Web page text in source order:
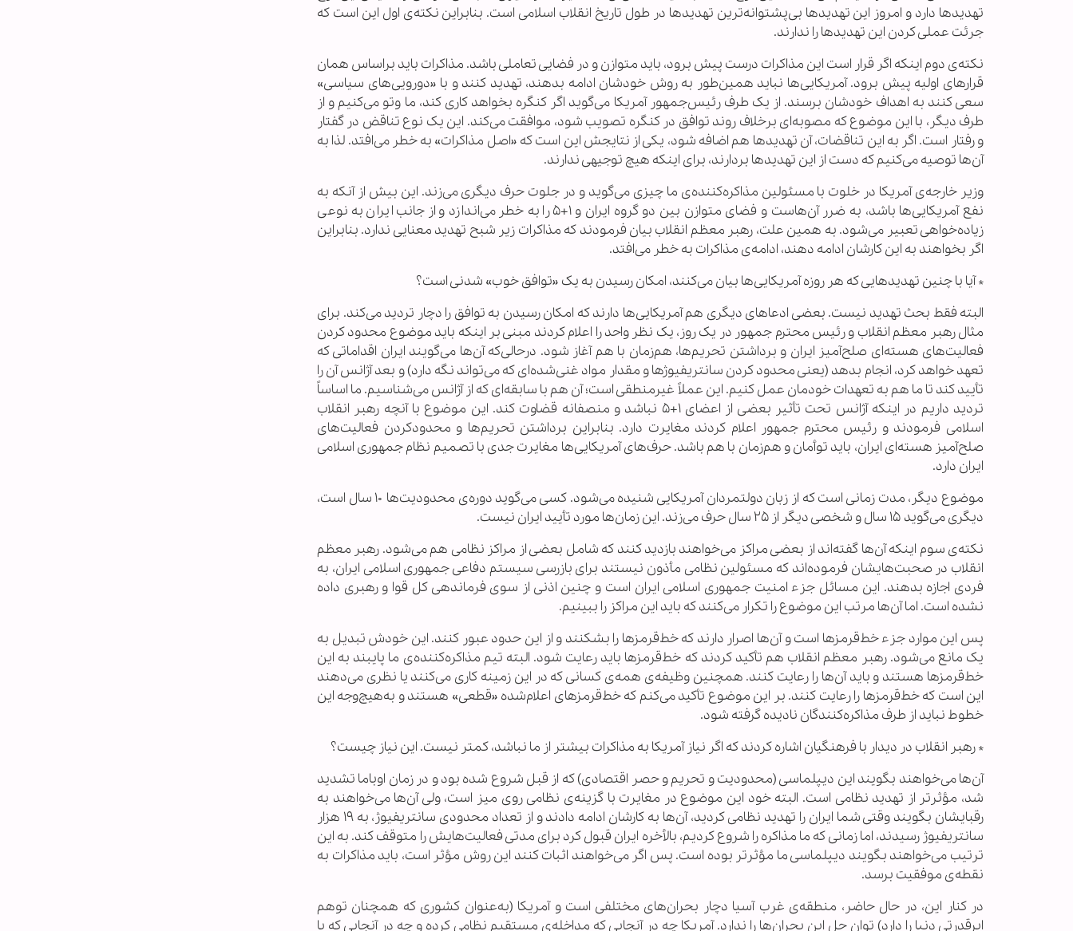
تهدیدها دارد و امروز این تهدیدها بی‌پشتوانه‌ترین تهدید‌ها در طول تاریخ انقلاب اسلامی است. بنابراین نکته‌ی اول این است که
جرئت عملی کردن این تهدیدها را ندارند.
نکته‌ی دوم اینکه اگر قرار است این مذاکرات درست پیش برود، باید متوازن و در فضایی تعاملی باشد. مذاکرات باید براساس همان
قرارهای اولیه پیش برود. آمریکایی‌ها نباید همین‌طور به روش خودشان ادامه بدهند، تهدید کنند و با «دورویی‌های سیاسی»
سعی کنند به اهداف خودشان برسند. از یک طرف رئیس‌جمهور آمریکا می‌گوید اگر کنگره بخواهد کاری کند، ما وتو می‌کنیم و از
طرف دیگر، با این موضوع که مصوبه‌‌ای برخلاف روند توافق در کنگره تصویب شود، موافقت می‌کند. این یک نوع تناقض در گفتار
و رفتار است. اگر به این تناقضات، آن تهدیدها هم اضافه شود، یکی از نتایجش این است که «اصل مذاکرات» به خطر می‌افتد. لذا به
آن‌ها توصیه می‌کنیم که دست از این تهدیدها بردارند، برای اینکه هیچ توجیهی ندارند.
وزیر خارجه‌ی آمریکا در خلوت با مسئولین مذاکره‌کننده‌ی ما چیزی می‌گوید و در جلوت حرف دیگری می‌زند. این بیش از آنکه به
نفع آمریکایی‌ها باشد، به ضرر آن‌هاست و فضای متوازن بین دو گروه ایران و ۱+۵ را به خطر می‌اندازد و از جانب ایران به نوعی
زیاده‌خواهی تعبیر می‌شود. به همین علت، رهبر معظم انقلاب بیان فرمودند که مذاکرات زیر شبح تهدید معنایی ندارد. بنابراین
اگر بخواهند به این کارشان ادامه دهند، ادامه‌ی مذاکرات به خطر می‌افتد.
* آیا با چنین تهدیدهایی که هر روزه آمریکایی‌ها بیان می‌کنند، امکان رسیدن به یک «توافق خوب» شدنی است؟
البته فقط بحث تهدید نیست. بعضی ادعاهای دیگری هم آمریکایی‌ها دارند که امکان رسیدن به توافق را دچار تردید می‌کند. برای
مثال رهبر معظم انقلاب و رئیس محترم ‌جمهور در یک روز، یک نظر واحد را اعلام کردند مبنی بر اینکه باید موضوع محدود کردن
فعالیت‌های هسته‌ای صلح‌آمیز ایران و برداشتن تحریم‌ها، هم‌زمان با هم آغاز شود. درحالی‌که آن‌ها می‌گویند ایران اقداماتی که
تعهد خواهد کرد، انجام بدهد (یعنی محدود کردن سانتریفیوژها و مقدار مواد غنی‌شده‌ای که می‌تواند نگه دارد) و بعد آژانس آن را
تأیید کند تا ما هم به تعهدات خودمان عمل کنیم. این عملاً غیرمنطقی است؛ آن هم با سابقه‌ای که از آژانس می‌شناسیم. ما اساساً
تردید داریم در اینکه آژانس تحت تأثیر بعضی از اعضای ۱+۵ نباشد و منصفانه قضاوت کند. این موضوع با آنچه رهبر انقلاب
اسلامی فرمودند و رئیس‌ محترم جمهور اعلام کردند مغایرت دارد. بنابراین برداشتن تحریم‌ها و محدودکردن فعالیت‌های
صلح‌آمیز هسته‌ای ایران، باید توأمان و هم‌زمان با هم باشد. حرف‌های آمریکایی‌ها مغایرت جدی با تصمیم نظام جمهوری اسلامی
ایران دارد.
موضوع دیگر، مدت زمانی است که از زبان دولتمردان آمریکایی شنیده می‌شود. کسی می‌گوید دوره‌ی محدودیت‌‌ها ۱۰ سال است،
دیگری می‌گوید ۱۵ سال و شخصی دیگر از ۲۵ سال حرف می‌زند. این زمان‌ها مورد تأیید ایران نیست.
نکته‌ی سوم اینکه آن‌ها گفته‌اند از بعضی مراکز می‌خواهند بازدید کنند که شامل بعضی از مراکز نظامی هم می‌شود. رهبر معظم
انقلاب در صحبت‌هایشان فرموده‌اند که مسئولین نظامی مأذون نیستند برای بازرسی سیستم دفاعی جمهوری اسلامی ایران، به
فردی اجازه بدهند. این مسائل جزء امنیت جمهوری اسلامی ایران است و چنین اذنی از سوی فرماندهی کل قوا و رهبری داده
نشده است. اما آن‌ها مرتب این موضوع را تکرار می‌کنند که باید این مراکز را ببینیم.
پس این موارد جزء خط‌قرمزها است و آن‌ها اصرار دارند که خط‌قرمزها را بشکنند و از این حدود عبور کنند. این خودش تبدیل به
یک مانع می‌شود. رهبر معظم انقلاب هم تأکید کردند که خط‌قرمزها باید رعایت شود. البته تیم مذاکره‌کننده‌ی ما پایبند به این
خط‌قرمزها هستند و باید آن‌ها را رعایت ‌کنند. همچنین وظیفه‌ی همه‌ی کسانی که در این زمینه کاری می‌کنند یا نظری می‌دهند
این است که خط‌قرمزها را رعایت کنند. بر این موضوع تأکید می‌کنم که خط‌قرمز‌های اعلام‌شده «قطعی» هستند و به‌هیچ‌وجه این
خطوط نباید از طرف مذاکره‌کنندگان نادیده گرفته شود.
* رهبر انقلاب در دیدار با فرهنگیان اشاره کردند که اگر نیاز آمریکا به مذاکرات بیشتر از ما نباشد، کمتر نیست. این نیاز چیست؟
آن‌ها می‌خواهند بگویند این دیپلماسی (محدودیت و تحریم و حصر اقتصادی) که از قبل شروع شده بود و در زمان اوباما تشدید
شد، مؤثرتر از تهدید نظامی است. البته خود این موضوع در مغایرت با گزینه‌ی نظامی روی میز است، ولی آن‌ها می‌خواهند به
رقبایشان بگویند وقتی شما ایران را تهدید نظامی کردید، آن‌ها به کارشان ادامه دادند و از تعداد محدودی سانتریفیوژ، به ۱۹ هزار
سانتریفیوژ رسیدند، اما زمانی که ما مذاکره را شروع کردیم، بالأخره ایران قبول کرد برای مدتی فعالیت‌هایش را متوقف کند. به این
ترتیب می‌خواهند بگویند دیپلماسی ما مؤثرتر بوده است. پس اگر می‌خواهند اثبات کنند این روش مؤثر است، باید مذاکرات به
نقطه‌ی موفقیت برسد.
در کنار این، در حال حاضر، منطقه‌ی غرب آسیا دچار بحران‌های مختلفی است و آمریکا (به‌عنوان کشوری که همچنان توهم
ابرقدرتی دنیا را دارد) توان حل این بحران‌ها را ندارد. آمریکا چه در آنجایی که مداخله‌ی مستقیم نظامی کرده و چه در آنجایی که با